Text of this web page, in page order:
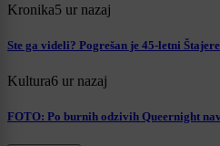
Kronika5 ur nazaj
Ste ga videli? Pogrešan je 45-letni
Kultura6 ur nazaj
FOTO: Po burnih odzivih Queernight